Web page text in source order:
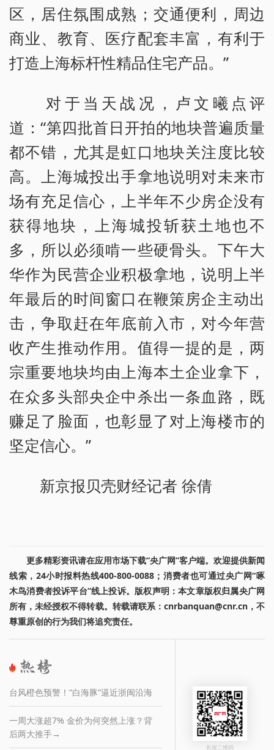
区，居住氛围成熟；交通便利，周边
商业、教育、医疗配套丰富，有利于
打造上海标杆性精品住宅产品。”
对于当天战况，卢文曦点评
道：“第四批首日开拍的地块普遍质量
都不错，尤其是虹口地块关注度比较
高。上海城投出手拿地说明对未来市
场有充足信心，上半年不少房企没有
获得地块，上海城投斩获土地也不
多，所以必须啃一些硬骨头。下午大
华作为民营企业积极拿地，说明上半
年最后的时间窗口在鞭策房企主动出
击，争取赶在年底前入市，对今年营
收产生推动作用。值得一提的是，两
宗重要地块均由上海本土企业拿下，
在众多头部央企中杀出一条血路，既
赚足了脸面，也彰显了对上海楼市的
坚定信心。”
新京报贝壳财经记者 徐倩
更多精彩资讯请在应用市场下载“央广网”客户端。欢迎提供新闻
线索，24小时报料热线400-800-0088；消费者也可通过央广网“啄
木鸟消费者投诉平台”线上投诉。版权声明：本文章版权归属央广网
所有，未经授权不得转载。转载请联系：cnrbanquan@cnr.cn，不
尊重原创的行为我们将追究责任。
台风橙色预警！“白海豚”逼近浙闽沿海
一周大涨超7% 金价为何突然上涨？背
后两大推手→
长按二维码